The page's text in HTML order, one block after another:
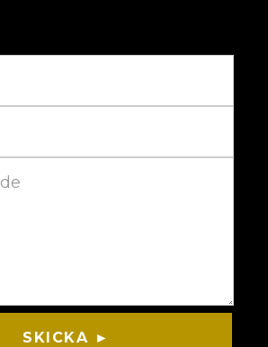
SKICKA ►